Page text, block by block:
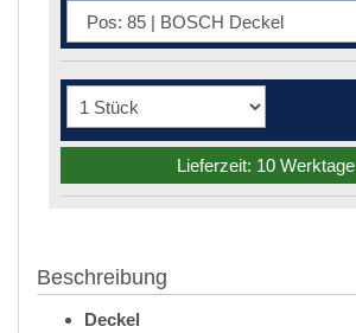
Lieferzeit: 10 Werktage
Beschreibung
Deckel